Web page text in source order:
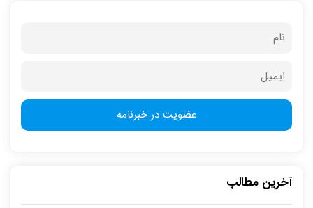
آخرین مطالب